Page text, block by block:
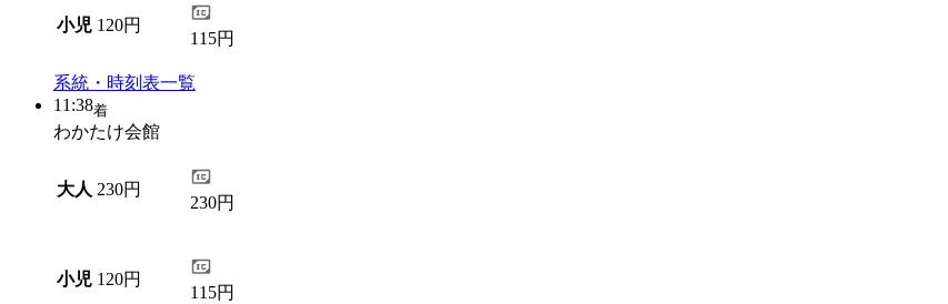
小児 120円
115円
系統・時刻表一覧
11:38着
わかたけ会館
大人 230円
230円
小児 120円
115円